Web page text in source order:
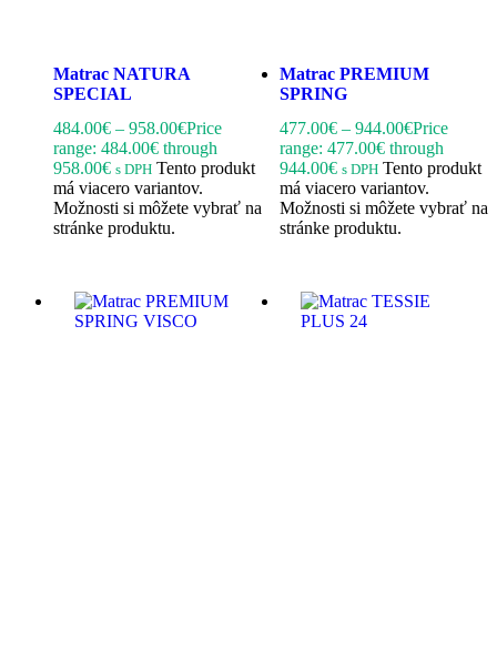
Matrac NATURA
SPECIAL
484.00€ – 958.00€Price
range: 484.00€ through
958.00€ s DPH Tento produkt
má viacero variantov.
Možnosti si môžete vybrať na
stránke produktu.
Matrac PREMIUM
SPRING
477.00€ – 944.00€Price
range: 477.00€ through
944.00€ s DPH Tento produkt
má viacero variantov.
Možnosti si môžete vybrať na
stránke produktu.